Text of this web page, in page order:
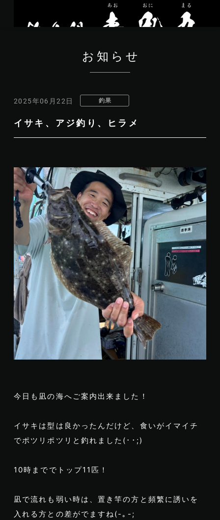
お知らせ
2025年06月22日 釣果
イサキ、アジ釣り、ヒラメ
今日も凪の海へご案内出来ました！
イサキは型は良かったんだけど、食いがイマイチ
でポツリポツリと釣れました(･･;)
10時まででトップ11匹！
凪で流れも弱い時は、置き竿の方と頻繁に誘いを
入れる方との差がでますね(-｡-;